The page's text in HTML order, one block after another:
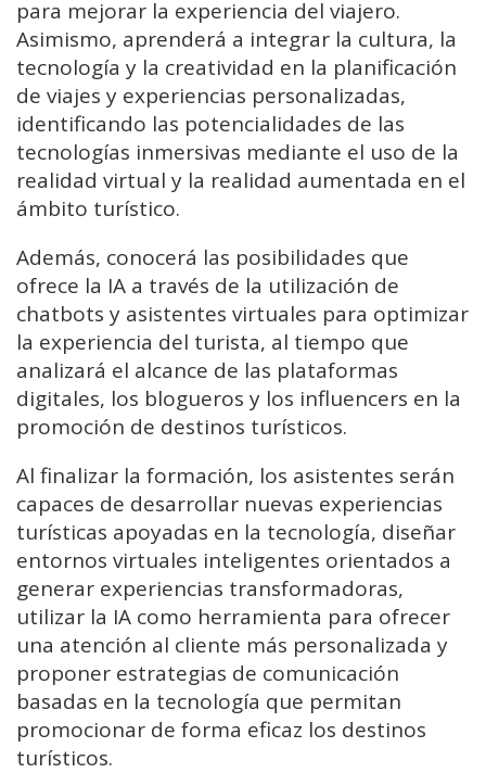
para mejorar la experiencia del viajero.
Asimismo, aprenderá a integrar la cultura, la
tecnología y la creatividad en la planificación
de viajes y experiencias personalizadas,
identificando las potencialidades de las
tecnologías inmersivas mediante el uso de la
realidad virtual y la realidad aumentada en el
ámbito turístico.
Además, conocerá las posibilidades que
ofrece la IA a través de la utilización de
chatbots y asistentes virtuales para optimizar
la experiencia del turista, al tiempo que
analizará el alcance de las plataformas
digitales, los blogueros y los influencers en la
promoción de destinos turísticos.
Al finalizar la formación, los asistentes serán
capaces de desarrollar nuevas experiencias
turísticas apoyadas en la tecnología, diseñar
entornos virtuales inteligentes orientados a
generar experiencias transformadoras,
utilizar la IA como herramienta para ofrecer
una atención al cliente más personalizada y
proponer estrategias de comunicación
basadas en la tecnología que permitan
promocionar de forma eficaz los destinos
turísticos.